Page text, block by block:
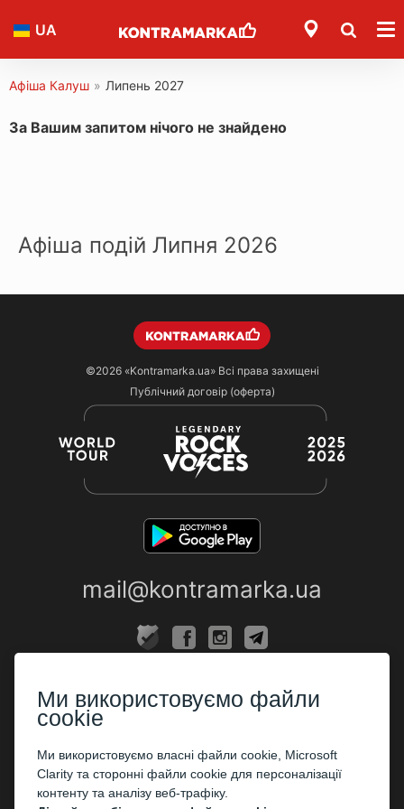
UA
Афіша Калуш » Липень 2027
За Вашим запитом нічого не знайдено
Афіша подій Липня 2026
©2026 «Kontramarka.ua»Всі права захищені
Публічний договір (оферта)
mail@kontramarka.ua
Каси
ПАРТНЕРАМ
Організаторам
Ми використовуємо файли
cookie
Ми використовуємо власні файли cookie, Microsoft
Clarity та сторонні файли cookie для персоналізації
контенту та аналізу веб-трафіку.